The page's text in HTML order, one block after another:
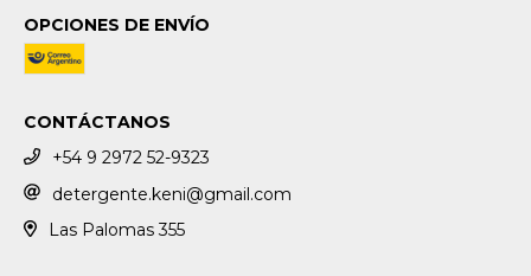
OPCIONES DE ENVÍO
CONTÁCTANOS
+54 9 2972 52-9323
detergente.keni@gmail.com
Las Palomas 355